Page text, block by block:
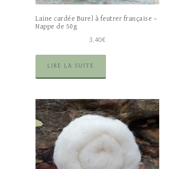
Laine cardée Burel à feutrer française –
Nappe de 50g
3,40€
LIRE LA SUITE